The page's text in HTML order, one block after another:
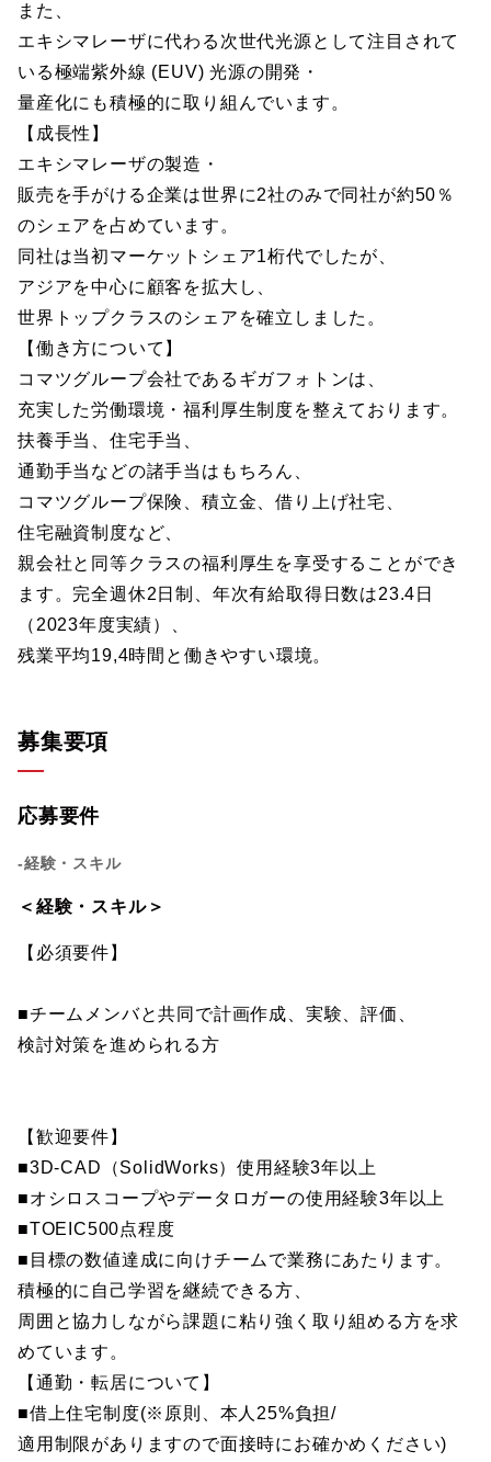
また、
エキシマレーザに代わる次世代光源として注目されて
いる極端紫外線 (EUV) 光源の開発・
量産化にも積極的に取り組んでいます。
【成長性】
エキシマレーザの製造・
販売を手がける企業は世界に2社のみで同社が約50％
のシェアを占めています。
同社は当初マーケットシェア1桁代でしたが、
アジアを中心に顧客を拡大し、
世界トップクラスのシェアを確立しました。
【働き方について】
コマツグループ会社であるギガフォトンは、
充実した労働環境・福利厚生制度を整えております。
扶養手当、住宅手当、
通勤手当などの諸手当はもちろん、
コマツグループ保険、積立金、借り上げ社宅、
住宅融資制度など、
親会社と同等クラスの福利厚生を享受することができ
ます。完全週休2日制、年次有給取得日数は23.4日
（2023年度実績）、
残業平均19,4時間と働きやすい環境。
募集要項
応募要件
-経験・スキル
＜経験・スキル＞
【必須要件】
■チームメンバと共同で計画作成、実験、評価、
検討対策を進められる方
【歓迎要件】
■3D-CAD（SolidWorks）使用経験3年以上
■オシロスコープやデータロガーの使用経験3年以上
■TOEIC500点程度
■目標の数値達成に向けチームで業務にあたります。
積極的に自己学習を継続できる方、
周囲と協力しながら課題に粘り強く取り組める方を求
めています。
【通勤・転居について】
■借上住宅制度(※原則、本人25%負担/
適用制限がありますので面接時にお確かめください)